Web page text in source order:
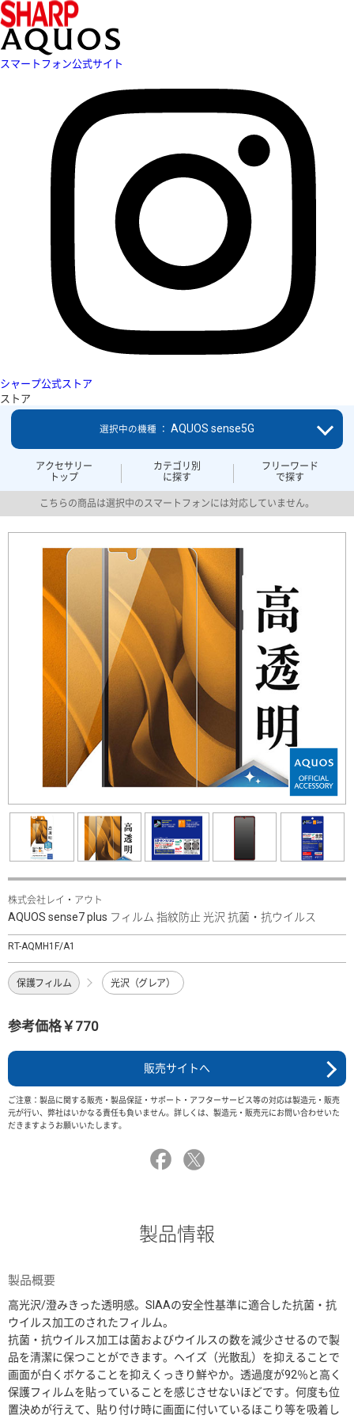
スマートフォン公式サイト
シャープ公式ストア
ストア
アクセサリー
トップ
カテゴリ別
に探す
フリーワード
で探す
選択中の機種 ： AQUOS sense5G
こちらの商品は選択中のスマートフォンには対応していません。
株式会社レイ・アウト
AQUOS sense7 plus フィルム 指紋防止 光沢 抗菌・抗ウイルス
RT-AQMH1F/A1
保護フィルム 光沢（グレア）
参考価格￥770
販売サイトへ
ご注意：製品に関する販売・製品保証・サポート・アフターサービス等の対応は製造元・販売
元が行い、弊社はいかなる責任も負いません。詳しくは、製造元・販売元にお問い合わせいた
だきますようお願いいたします。
製品情報
製品概要
高光沢/澄みきった透明感。SIAAの安全性基準に適合した抗菌・抗
ウイルス加工のされたフィルム。
抗菌・抗ウイルス加工は菌およびウイルスの数を減少させるので製
品を清潔に保つことができます。ヘイズ（光散乱）を抑えることで
画面が白くボケることを抑えくっきり鮮やか。透過度が92％と高く
保護フィルムを貼っていることを感じさせないほどです。何度も位
置決めが行えて、貼り付け時に画面に付いているほこり等を吸着し